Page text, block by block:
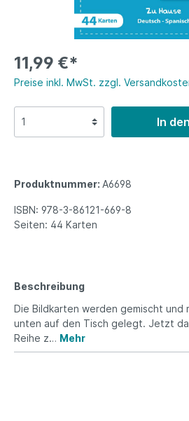
11,99 €*
Preise inkl. MwSt. zzgl.
In
Produktnummer: A6698
ISBN: 978-3-86121-669-8
Seiten: 44 Karten
Beschreibung
Die Bildkarten werden gemischt und
unten auf den Tisch gelegt. Jetzt
Reihe z… Mehr